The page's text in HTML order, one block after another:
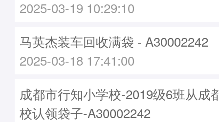
2025-03-19 10:29:10
马英杰装车回收满袋 - A30002242
2025-03-18 17:41:00
成都市行知小学校-2019级6班从成
校认领袋子-A30002242